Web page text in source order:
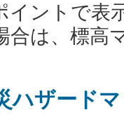
イントで表
合は、標高
ハザード